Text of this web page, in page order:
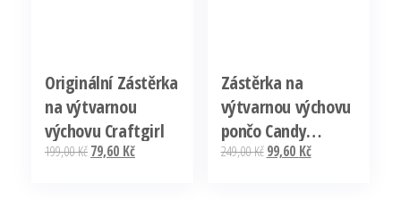
Originální Zástěrka
na výtvarnou
výchovu Craftgirl
199,00KčPůvodní
79,60 KčAktuální
Zástěrka na
výtvarnou výchovu
pončo Candy
Omezená Nabídka
249,00Kč Původní
99,60 KčAktuální